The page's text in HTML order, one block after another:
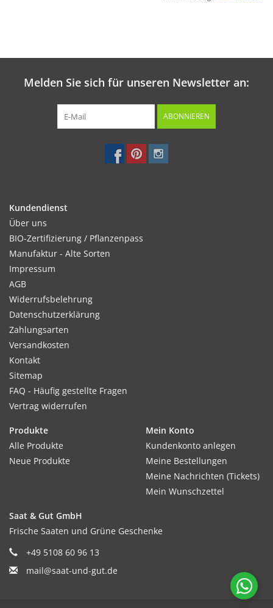
Melden Sie sich für unseren Newsletter an:
ABONNIEREN
Kundendienst
Über uns
BIO-Zertifizierung / Pflanzenpass
Manufaktur - Alte Sorten
Impressum
AGB
Widerrufsbelehrung
Datenschutzerklärung
Zahlungsarten
Versandkosten
Kontakt
Sitemap
FAQ - Häufig gestellte Fragen
Vertrag widerrufen
Produkte
Alle Produkte
Neue Produkte
Mein Konto
Kundenkonto anlegen
Meine Bestellungen
Meine Nachrichten (Tickets)
Mein Wunschzettel
Saat & Gut GmbH
Frische Saaten und Grüne Geschenke
+49 5108 60 96 13
mail@saat-und-gut.de